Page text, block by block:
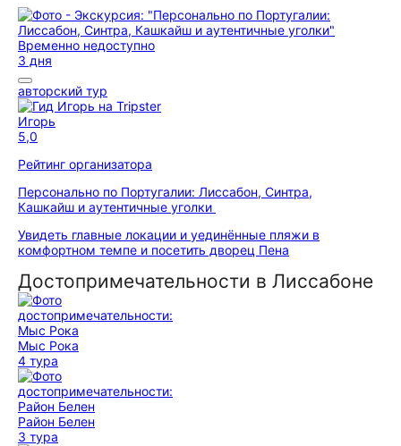
Временно недоступно
3 дня
авторский тур
Игорь
5,0
Рейтинг организатора
Персонально по Португалии: Лиссабон, Синтра,
Кашкайш и аутентичные уголки
Увидеть главные локации и уединённые пляжи в
комфортном темпе и посетить дворец Пена
Достопримечательности в Лиссабоне
Мыс Рока
4 тура
Район Белен
3 тура